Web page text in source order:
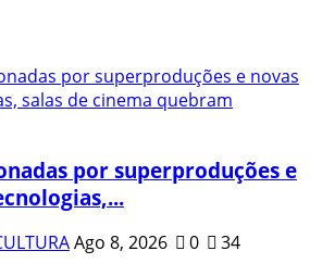
por superproduções e
Ago 8, 2026 0 34